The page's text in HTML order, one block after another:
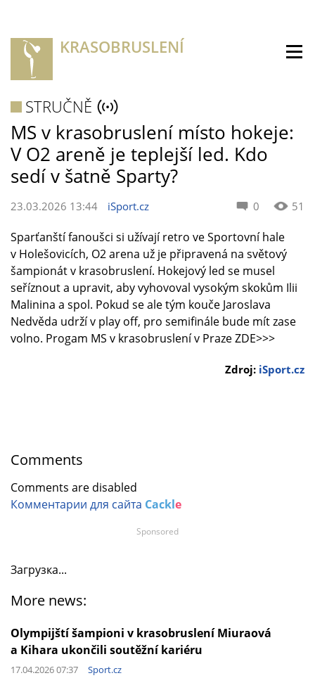
KRASOBRUSLENÍ
STRUČNĚ
MS v krasobruslení místo hokeje:
V O2 areně je teplejší led. Kdo
sedí v šatně Sparty?
0 51
23.03.2026 13:44 iSport.cz
Sparťanští fanoušci si užívají retro ve Sportovní hale
v Holešovicích, O2 arena už je připravená na světový
šampionát v krasobruslení. Hokejový led se musel
seříznout a upravit, aby vyhovoval vysokým skokům Ilii
Malinina a spol. Pokud se ale tým kouče Jaroslava
Nedvěda udrží v play off, pro semifinále bude mít zase
volno. Progam MS v krasobruslení v Praze ZDE>>>
Zdroj: iSport.cz
Comments
Comments are disabled
Комментарии для сайта Cackle
Загрузка...
More news:
Olympijští šampioni v krasobruslení Miuraová
a Kihara ukončili soutěžní kariéru
17.04.2026 07:37 Sport.cz
Sponsored